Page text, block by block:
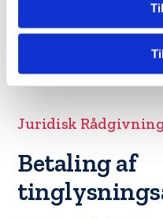
til tinglysning af skødet
tinglysningsafgiften, for at
Juridisk
Betaling af